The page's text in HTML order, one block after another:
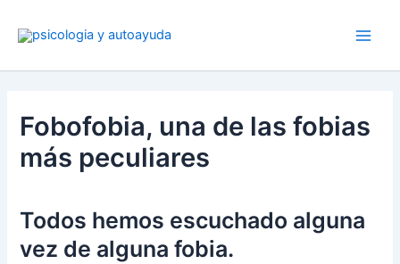
Fobofobia, una de las fobias
más peculiares
Todos hemos escuchado alguna
vez de alguna fobia.